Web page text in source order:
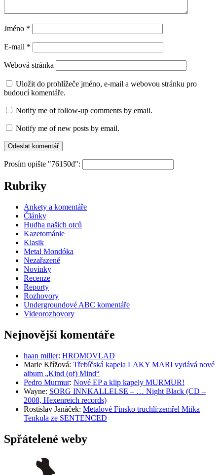
Jméno *
E-mail *
Webová stránka
Uložit do prohlížeče jméno, e-mail a webovou stránku pro
budoucí komentáře.
Notify me of follow-up comments by email.
Notify me of new posts by email.
Prosím opište "76150d":
Rubriky
Ankety a komentáře
Články
Hudba našich otců
Kazetománie
Klasik
Metal Mondóka
Nezařazené
Novinky
Recenze
Reporty
Rozhovory
Undergroundové ABC komentáře
Videorozhovory
Nejnovější komentáře
haan miller: HROMOVLAD
Marie Křížová: Třebíčská kapela LAKY MARI vydává nové
album „Kind (of) Mind“
Pedro Murmur: Nové EP a klip kapely MURMUR!
Wayne: SORG INNKALLELSE – … Night Black (CD –
2008, Hexenreich records)
Rostislav Janáček: Metalové Finsko truchlí:zemřel Miika
Tenkula ze SENTENCED
Spřátelené weby